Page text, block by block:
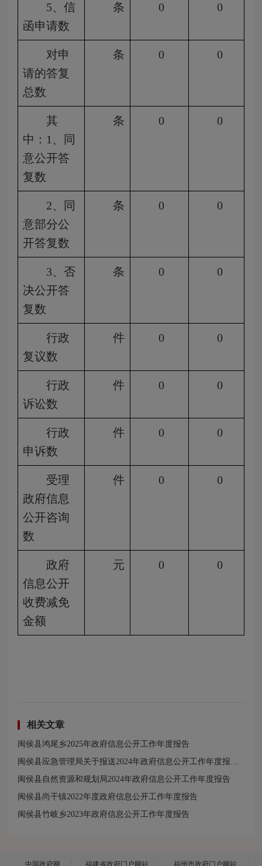
5、信
函申请数
条 0 0
对申
请的答复
总数
条 0 0
其
中：1、同
意公开答
复数
条 0 0
2、同
意部分公
开答复数
条 0 0
3、否
决公开答
复数
条 0 0
行政
复议数
件 0 0
行政
诉讼数
件 0 0
行政
申诉数
件 0 0
受理
政府信息
公开咨询
数
件 0 0
政府
信息公开
收费减免
金额
元 0 0
相关文章
闽侯县鸿尾乡2025年政府信息公开工作年度报告
闽侯县应急管理局关于报送2024年政府信息公开工作年度报告的报告
闽侯县自然资源和规划局2024年政府信息公开工作年度报告
闽侯县尚干镇2022年度政府信息公开工作年度报告
闽侯县竹岐乡2023年政府信息公开工作年度报告